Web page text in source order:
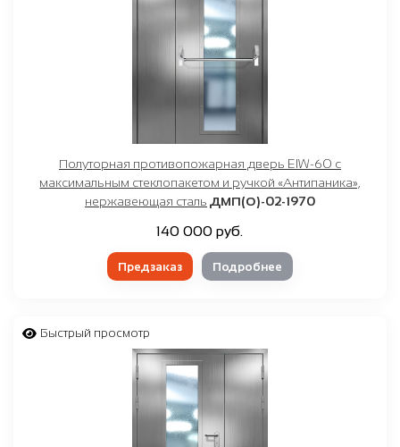
Полуторная противопожарная дверь EIW-60 с
максимальным стеклопакетом и ручкой «Антипаника»,
нержавеющая сталь ДМП(О)-02-1970
140 000 руб.
Предзаказ Подробнее
Быстрый просмотр